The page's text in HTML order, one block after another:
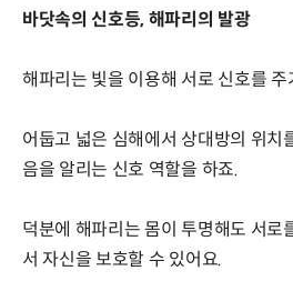
바닷속의 신호등, 해파리의 발광
해파리는 빛을 이용해 서로 신호를 주
어둡고 넓은 심해에서 상대방의 위치
음을 알리는 신호 역할을 하죠.
덕분에 해파리는 몸이 투명해도 서로
서 자신을 보호할 수 있어요.